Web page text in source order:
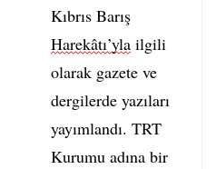
Kıbrıs Barış
Harekâtı’yla ilgili
olarak gazete ve
dergilerde yazıları
yayımlandı. TRT
Kurumu adına bir